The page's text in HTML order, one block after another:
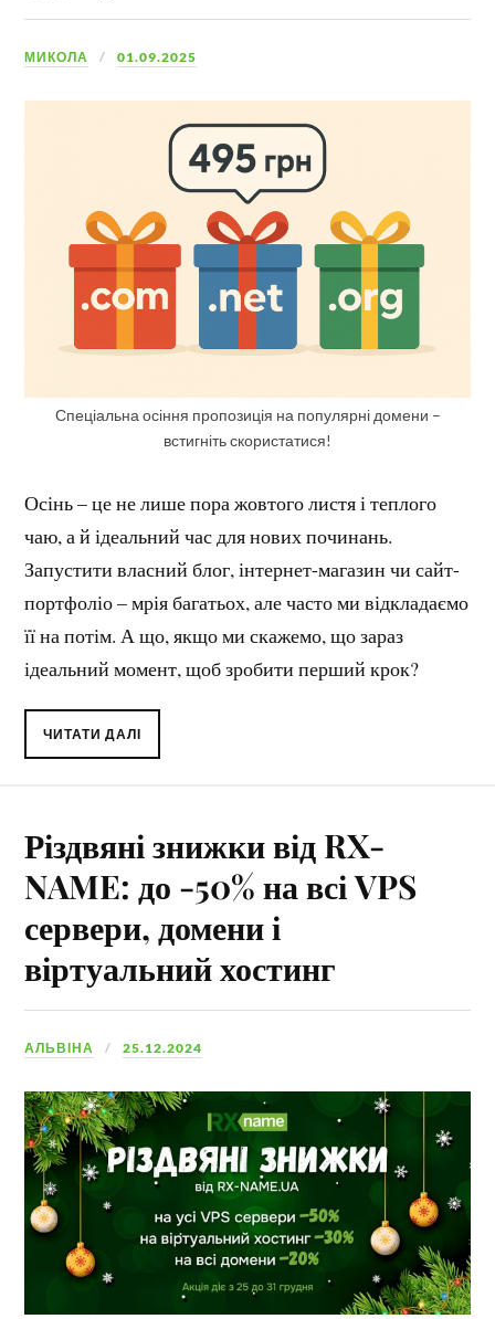
МИКОЛА 01.09.2025
Спеціальна осіння пропозиція на популярні домени –
встигніть скористатися!
Осінь – це не лише пора жовтого листя і теплого
чаю, а й ідеальний час для нових починань.
Запустити власний блог, інтернет-магазин чи сайт-
портфоліо – мрія багатьох, але часто ми відкладаємо
її на потім. А що, якщо ми скажемо, що зараз
ідеальний момент, щоб зробити перший крок?
ЧИТАТИ ДАЛІ
Різдвяні знижки від RX-
NAME: до -50% на всі VPS
сервери, домени і
віртуальний хостинг
АЛЬВІНА 25.12.2024